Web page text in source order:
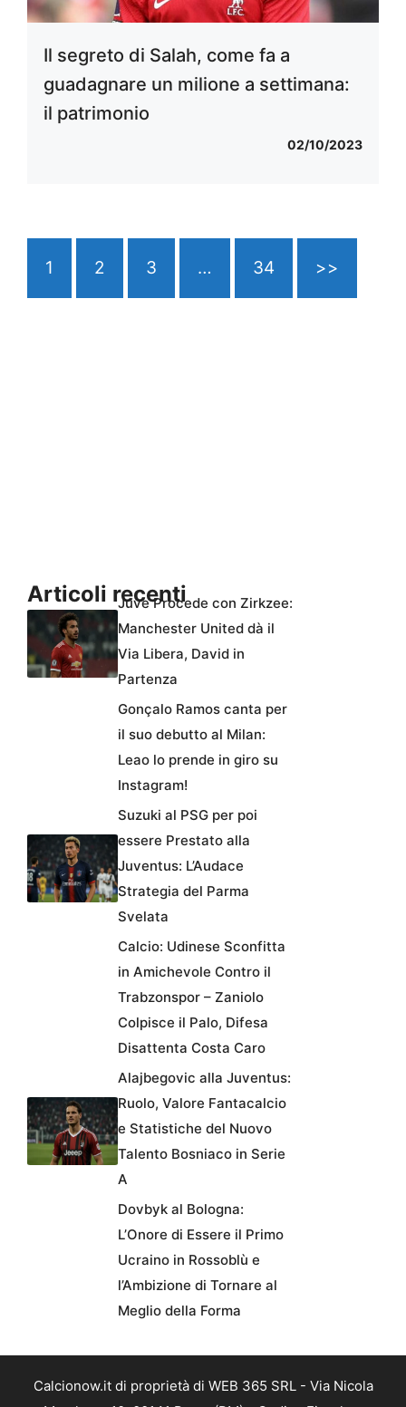
Il segreto di Salah, come fa a
guadagnare un milione a settimana:
il patrimonio
02/10/2023
1 2 3 … 34 >>
Articoli recentiJuve Procede con Zirkzee:
Manchester United dà il
Via Libera, David in
Partenza
Gonçalo Ramos canta per
il suo debutto al Milan:
Leao lo prende in giro su
Instagram!
Suzuki al PSG per poi
essere Prestato alla
Juventus: L’Audace
Strategia del Parma
Svelata
Calcio: Udinese Sconfitta
in Amichevole Contro il
Trabzonspor – Zaniolo
Colpisce il Palo, Difesa
Disattenta Costa Caro
Alajbegovic alla Juventus:
Ruolo, Valore Fantacalcio
e Statistiche del Nuovo
Talento Bosniaco in Serie
A
Dovbyk al Bologna:
L’Onore di Essere il Primo
Ucraino in Rossoblù e
l’Ambizione di Tornare al
Meglio della Forma
Calcionow.it di proprietà di WEB 365 SRL - Via Nicola